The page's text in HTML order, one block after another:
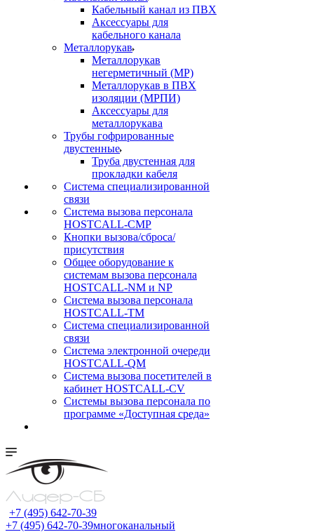
Кабельный канал из ПВХ
Аксессуары для
кабельного канала
Металлорукав
Металлорукав
негерметичный (МР)
Металлорукав в ПВХ
изоляции (МРПИ)
Аксессуары для
металлорукава
Трубы гофрированные
двустенные
Труба двустенная для
прокладки кабеля
Система специализированной
связи
Cистема вызова персонала
HOSTCALL-CMP
Кнопки вызова/сброса/
присутствия
Общее оборудование к
системам вызова персонала
HOSTCALL-NM и NP
Система вызова персонала
HOSTCALL-TM
Система специализированной
связи
Система электронной очереди
HOSTCALL-QM
Cистема вызова посетителей в
кабинет HOSTCALL-CV
Системы вызова персонала по
программе «Доступная среда»
+7 (495) 642-70-39
+7 (495) 642-70-39многоканальный